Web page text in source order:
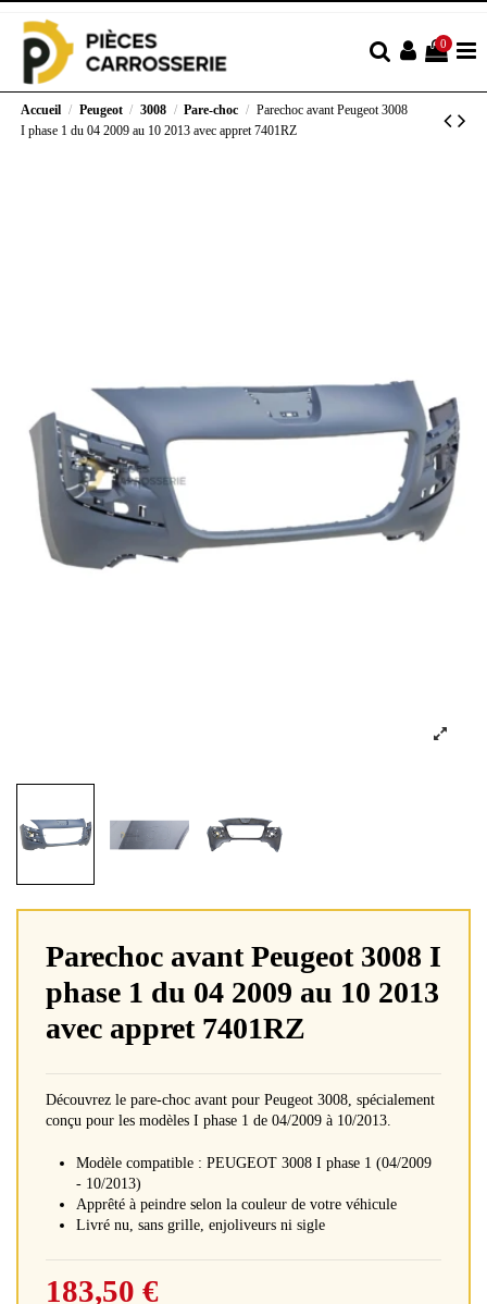
0
Accueil Peugeot 3008 Pare-choc
Parechoc avant Peugeot 3008
I phase 1 du 04 2009 au 10 2013 avec appret 7401RZ
Parechoc avant Peugeot 3008 I
phase 1 du 04 2009 au 10 2013
avec appret 7401RZ
Découvrez le pare-choc avant pour Peugeot 3008, spécialement
conçu pour les modèles I phase 1 de 04/2009 à 10/2013.
Modèle compatible : PEUGEOT 3008 I phase 1 (04/2009
- 10/2013)
Apprêté à peindre selon la couleur de votre véhicule
Livré nu, sans grille, enjoliveurs ni sigle
183,50 €